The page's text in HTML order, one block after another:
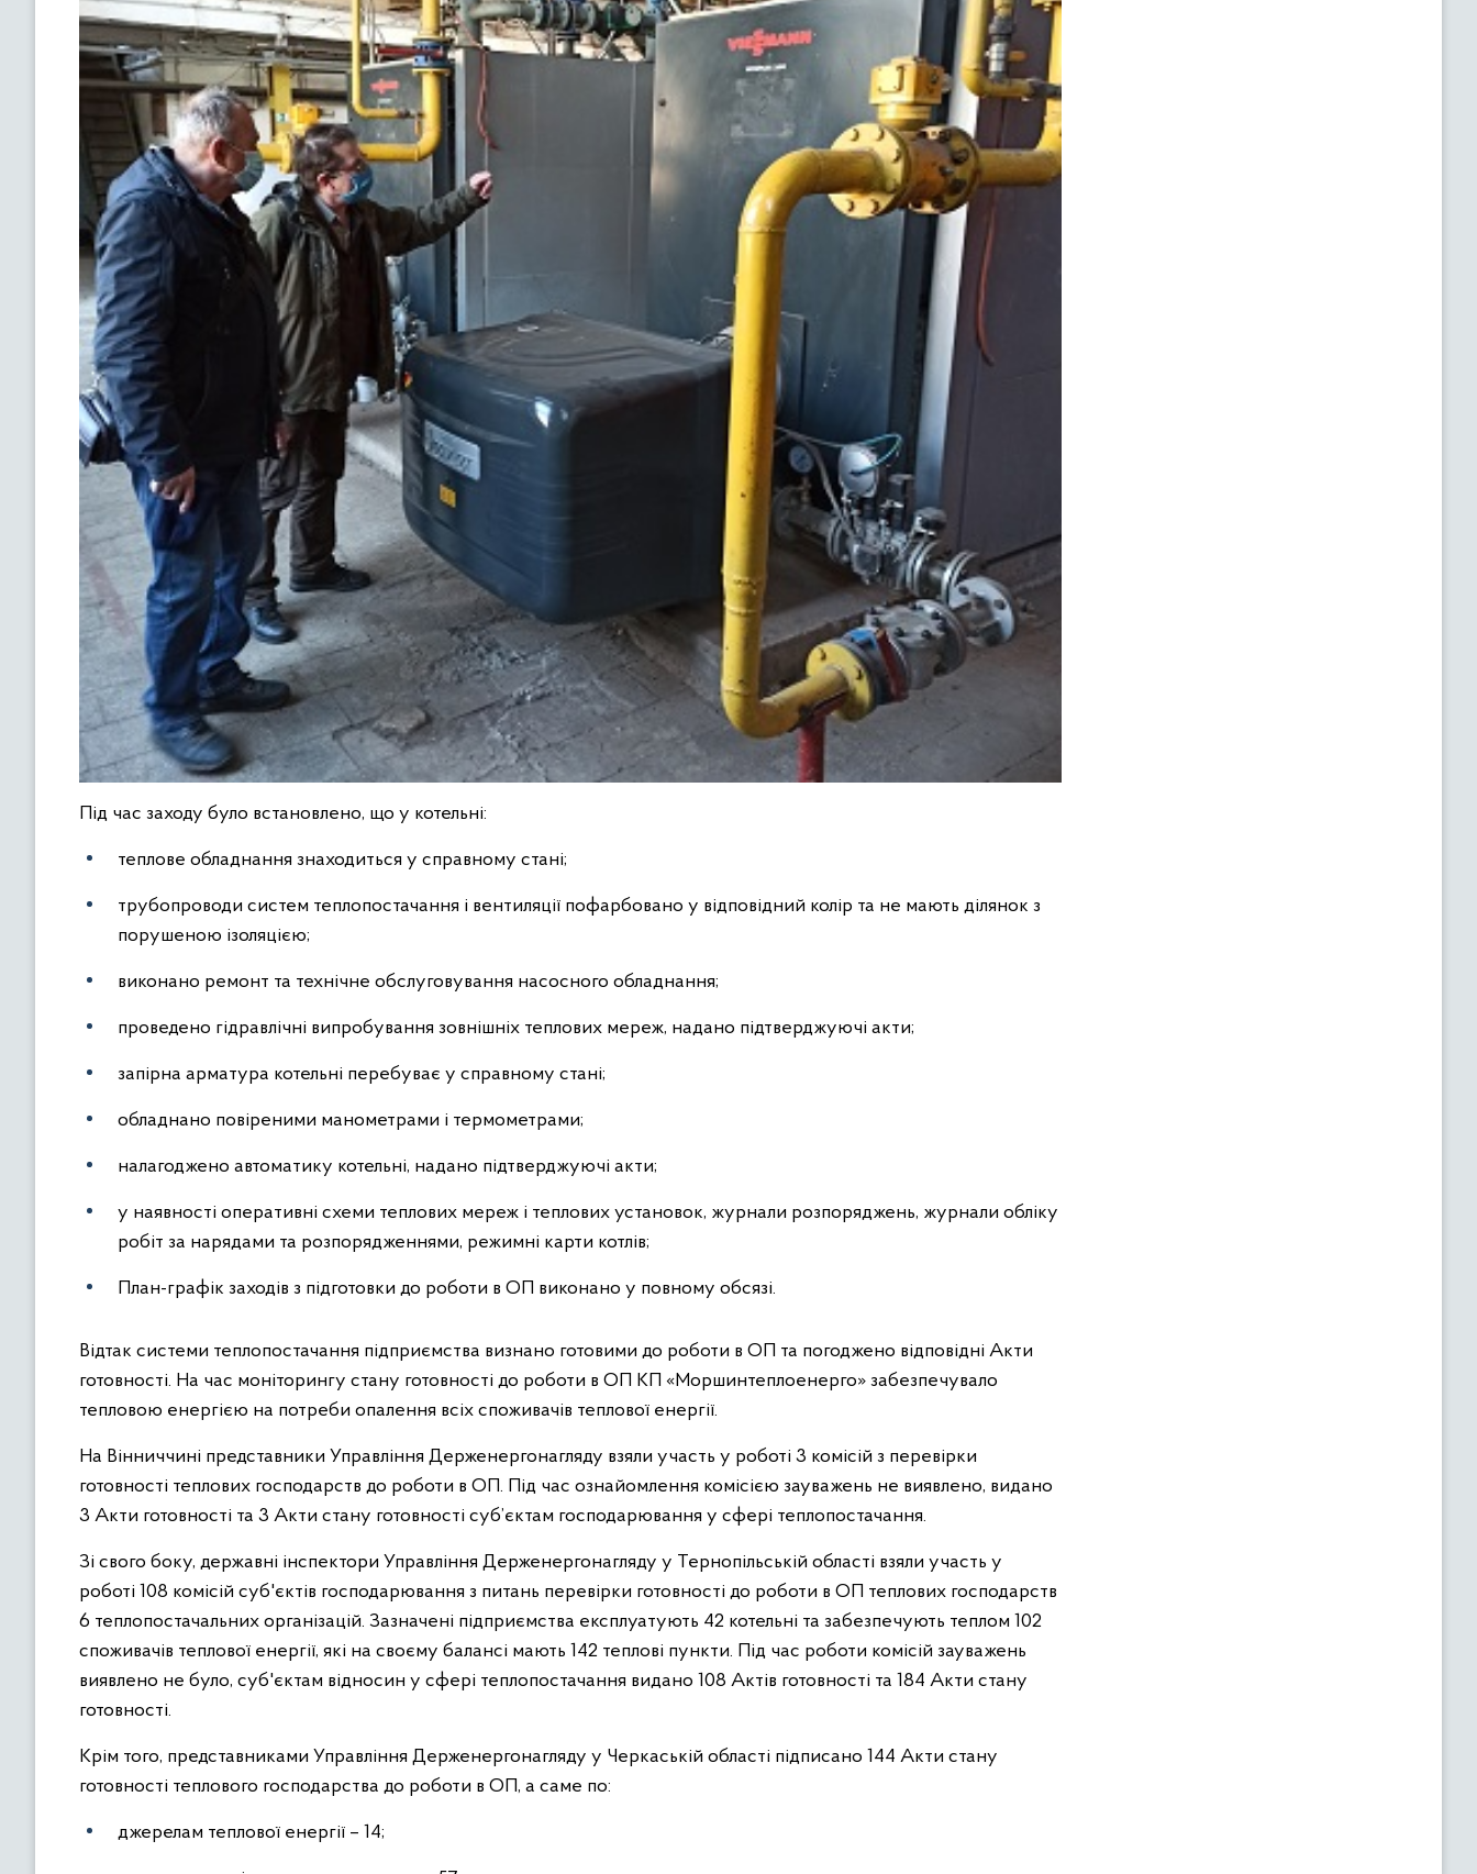
Під час заходу було встановлено, що у котельні:
теплове обладнання знаходиться у справному стані;
трубопроводи систем теплопостачання і вентиляції пофарбовано у відповідний колір та не мають ділянок з
порушеною ізоляцією;
виконано ремонт та технічне обслуговування насосного обладнання;
проведено гідравлічні випробування зовнішніх теплових мереж, надано підтверджуючі акти;
запірна арматура котельні перебуває у справному стані;
обладнано повіреними манометрами і термометрами;
налагоджено автоматику котельні, надано підтверджуючі акти;
у наявності оперативні схеми теплових мереж і теплових установок, журнали розпоряджень, журнали обліку
робіт за нарядами та розпорядженнями, режимні карти котлів;
План-графік заходів з підготовки до роботи в ОП виконано у повному обсязі.
Відтак системи теплопостачання підприємства визнано готовими до роботи в ОП та погоджено відповідні Акти
готовності. На час моніторингу стану готовності до роботи в ОП КП «Моршинтеплоенерго» забезпечувало
тепловою енергією на потреби опалення всіх споживачів теплової енергії.
На Вінниччині представники Управління Держенергонагляду взяли участь у роботі 3 комісій з перевірки
готовності теплових господарств до роботи в ОП. Під час ознайомлення комісією зауважень не виявлено, видано
3 Акти готовності та 3 Акти стану готовності суб’єктам господарювання у сфері теплопостачання.
Зі свого боку, державні інспектори Управління Держенергонагляду у Тернопільській області взяли участь у
роботі 108 комісій суб'єктів господарювання з питань перевірки готовності до роботи в ОП теплових господарств
6 теплопостачальних організацій. Зазначені підприємства експлуатують 42 котельні та забезпечують теплом 102
споживачів теплової енергії, які на своєму балансі мають 142 теплові пункти. Під час роботи комісій зауважень
виявлено не було, суб'єктам відносин у сфері теплопостачання видано 108 Актів готовності та 184 Акти стану
готовності.
Крім того, представниками Управління Держенергонагляду у Черкаській області підписано 144 Акти стану
готовності теплового господарства до роботи в ОП, а саме по:
джерелам теплової енергії – 14;